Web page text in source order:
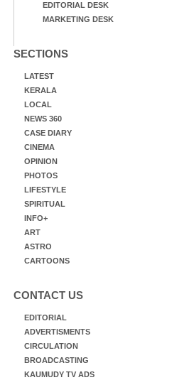
EDITORIAL DESK
MARKETING DESK
SECTIONS
LATEST
KERALA
LOCAL
NEWS 360
CASE DIARY
CINEMA
OPINION
PHOTOS
LIFESTYLE
SPIRITUAL
INFO+
ART
ASTRO
CARTOONS
CONTACT US
EDITORIAL
ADVERTISMENTS
CIRCULATION
BROADCASTING
KAUMUDY TV ADS